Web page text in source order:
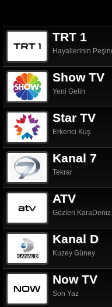
TRT 1
Hayallerinin
Show TV
Yeni Gelin
Star TV
Erkenci Kuş
Kanal 7
Tekrar
ATV
Gözleri KaraDeniz
Kanal D
Kuzey Güney
Now TV
Son Yaz